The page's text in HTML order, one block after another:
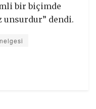
bir biçimde
unsurdur” dendi.